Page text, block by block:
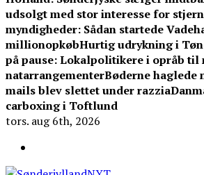
udsolgt med stor interesse for
myndigheder: Sådan startede
millionopkøbHurtig udrykning i
på pause: Lokalpolitikere i opråb
natarrangementerBøderne
mails blev slettet under razzia
carboxing i Toftlund
tors. aug 6th, 2026